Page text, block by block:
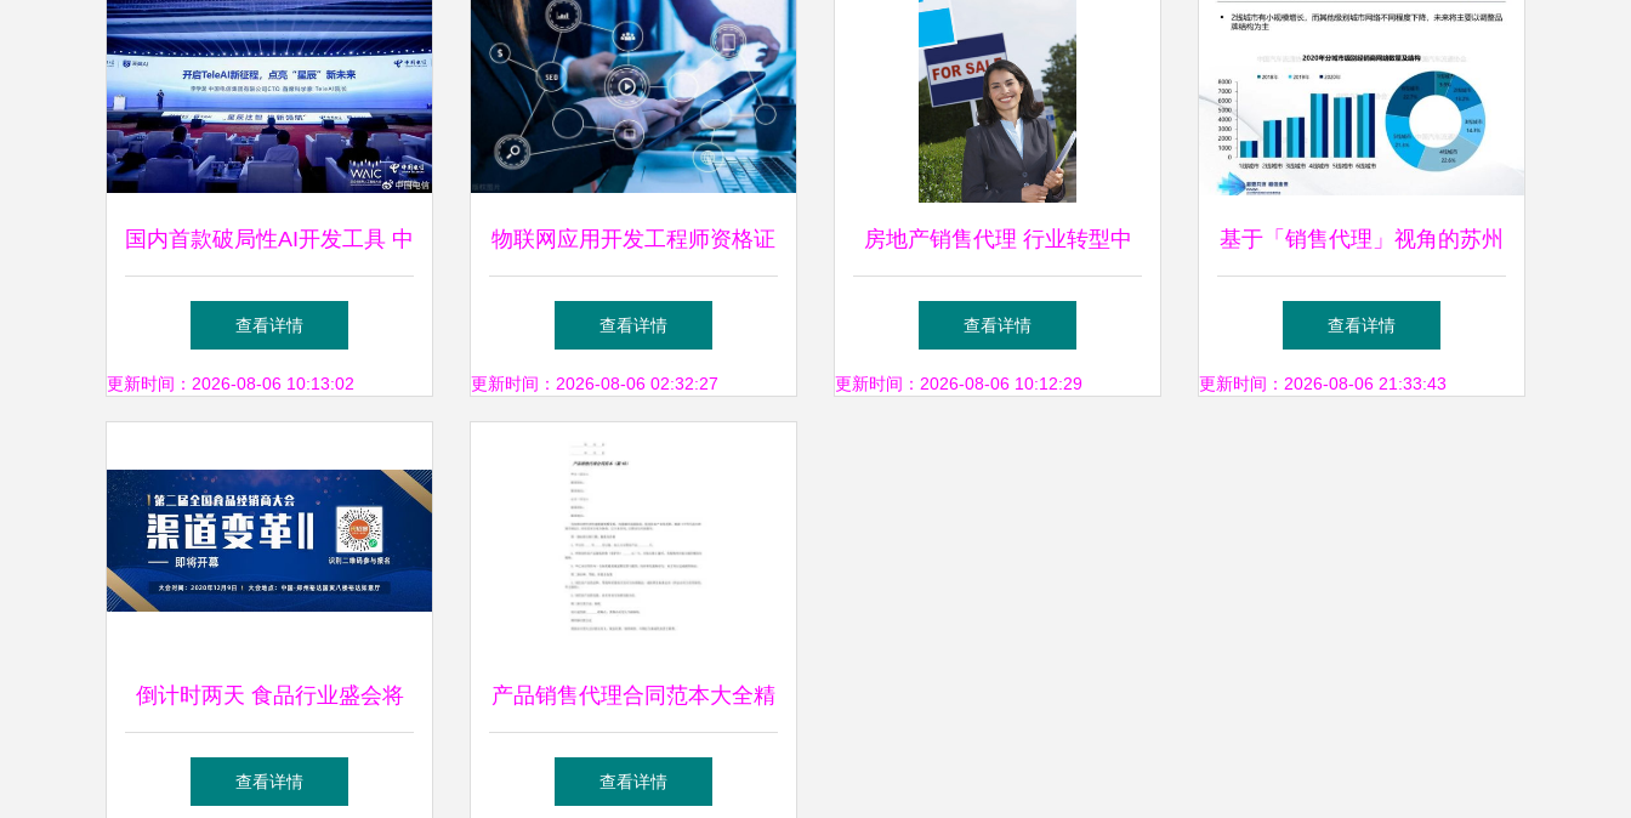
国内首款破局性AI开发工具 中
国电信星辰软件工厂重磅发
布，软件开发进入新时代
查看详情
更新时间：2026-08-06 10:13:02
物联网应用开发工程师资格证
书如何考取？分为几级？
查看详情
更新时间：2026-08-06 02:32:27
房地产销售代理 行业转型中
的机遇与挑战
查看详情
更新时间：2026-08-06 10:12:29
基于「销售代理」视角的苏州
年会 苏州授权经销商渠道网
络特征报告发布
查看详情
更新时间：2026-08-06 21:33:43
倒计时两天 食品行业盛会将
启，汇聚百强品牌见证新机遇
查看详情
产品销售代理合同范本大全精
选17篇 免费阅读与解析实践
查看详情